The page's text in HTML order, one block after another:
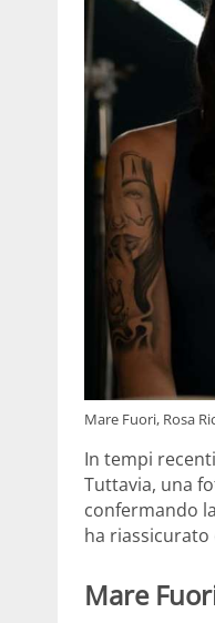
Mare Fuori, Rosa
In tempi
Tuttavia, una
confermando la
ha riassicurato
Mare